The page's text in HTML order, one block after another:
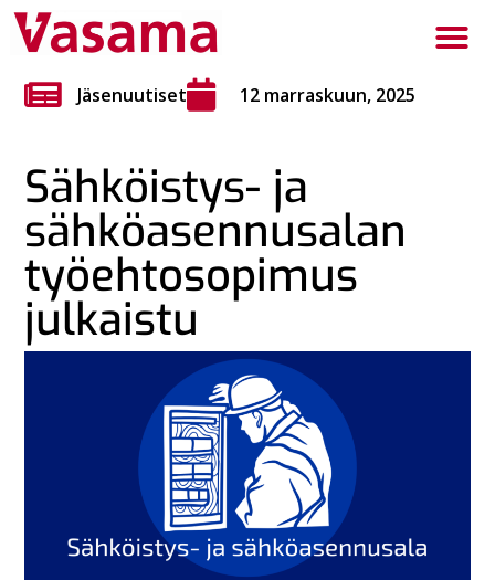
Jäsenuutiset 12 marraskuun, 2025
Sähköistys- ja
sähköasennusalan
työehtosopimus
julkaistu